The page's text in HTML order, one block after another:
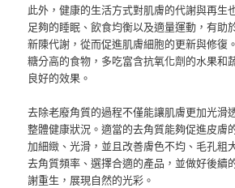
此外，健康的生活方式對肌膚的代謝與再生
足夠的睡眠、飲食均衡以及適量運動，有助
新陳代謝，從而促進肌膚細胞的更新與修復
糖分高的食物，多吃富含抗氧化劑的水果和
良好的效果。
去除老廢角質的過程不僅能讓肌膚更加光滑
整體健康狀況。適當的去角質能夠促進皮膚
加細緻、光滑，並且改善膚色不均、毛孔粗
去角質頻率、選擇合適的產品，並做好後續
謝重生，展現自然的光彩。